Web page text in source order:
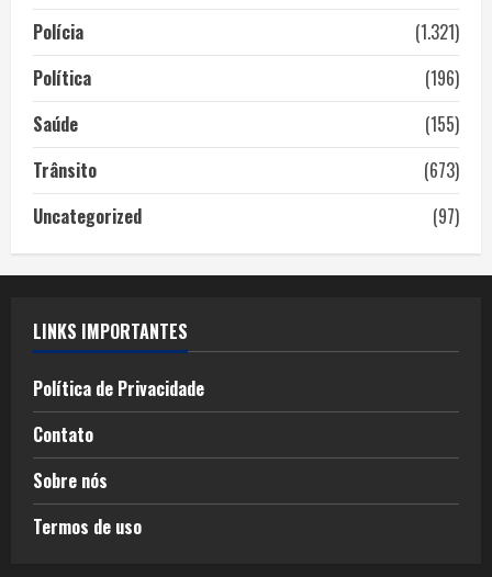
Polícia
(1.321)
Política
(196)
Saúde
(155)
Trânsito
(673)
Uncategorized
(97)
LINKS IMPORTANTES
Política de Privacidade
Contato
Sobre nós
Termos de uso